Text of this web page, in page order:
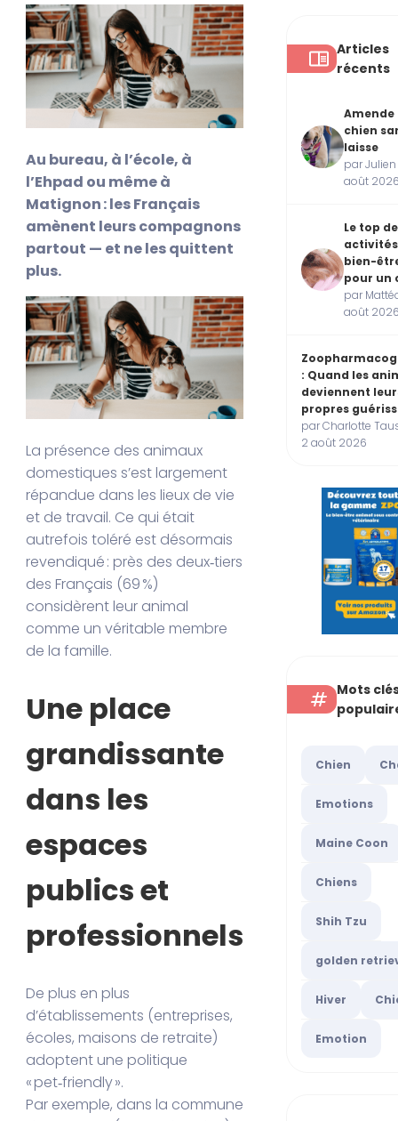
Au bureau, à l’école, à
l’Ehpad ou même à
Matignon : les Français
amènent leurs compagnons
partout — et ne les quittent
plus.
La présence des animaux
domestiques s’est largement
répandue dans les lieux de vie
et de travail. Ce qui était
autrefois toléré est désormais
revendiqué : près des deux‑tiers
des Français (69 %)
considèrent leur animal
comme un véritable membre
de la famille.
Une place
grandissante
dans les
espaces
publics et
professionnels
De plus en plus
d’établissements (entreprises,
écoles, maisons de retraite)
adoptent une politique
« pet‑friendly ».
Par exemple, dans la commune
Articles
récents
Amende
chien
laisse
par
août
Le top
activités
bien-
pour un
par
août
: Quand les
deviennent
propres
par Charlotte
2 août 2026
Mots
Chien
Emotions
Maine Coon
Chiens
Shih Tzu
golden
Hiver
Emotion